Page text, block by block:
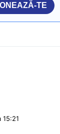
TE
15:21